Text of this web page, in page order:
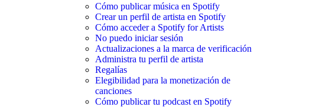
Cómo publicar música en Spotify
Crear un perfil de artista en Spotify
Cómo acceder a Spotify for Artists
No puedo iniciar sesión
Actualizaciones a la marca de verificación
Administra tu perfil de artista
Regalías
Elegibilidad para la monetización de
canciones
Cómo publicar tu podcast en Spotify